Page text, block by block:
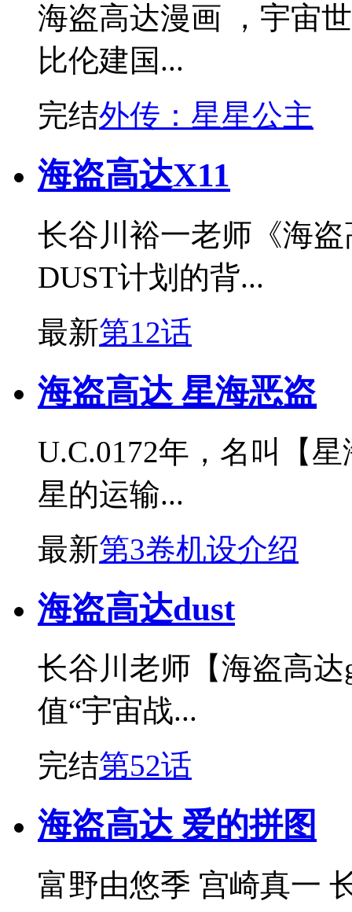
海盗高达漫画 ，宇宙
比伦建国...
完结外传：星星公主
海盗高达X11
长谷川裕一老师《海
DUST计划的背...
最新第12话
海盗高达 星海恶盗
U.C.0172年，名叫【
星的运输...
最新第3卷机设介绍
海盗高达dust
长谷川老师【海盗高达
值“宇宙战...
完结第52话
海盗高达 爱的拼图
富野由悠季 宫崎真一